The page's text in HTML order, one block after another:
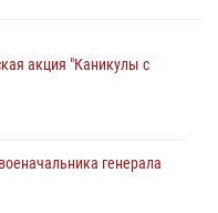
акция "Каникулы с
генерала